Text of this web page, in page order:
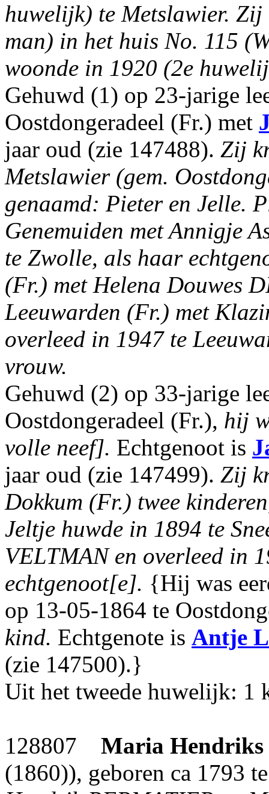
huwelijk) te Metslawier.
man) in het huis No. 115
woonde in 1920 (2e
Gehuwd (1) op 23-jarige
Oostdongeradeel (Fr.) met
jaar oud (zie 147488). Zij
Metslawier (gem.
genaamd: Pieter en Jelle.
Genemuiden met Annigje
te Zwolle, als haar
(Fr.) met Helena Douwes
Leeuwarden (Fr.) met
overleed in 1947 te
vrouw.
Gehuwd (2) op 33-jarige
Oostdongeradeel (Fr.), hij
volle neef]. Echtgenoot is
jaar oud (zie 147499). Zij
Dokkum (Fr.) twee
Jeltje huwde in 1894 te
VELTMAN en overleed in
echtgenoot[e]. {Hij was
op 13-05-1864 te
kind. Echtgenote is Antje
(zie 147500).}
Uit het tweede huwelijk: 1
128807 Maria Hendriks
(1860)), geboren ca 1793